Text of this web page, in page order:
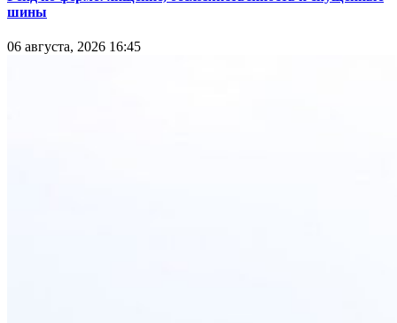
шины
06 августа, 2026 16:45